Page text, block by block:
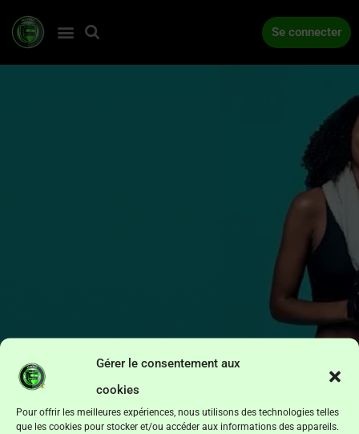
Gérer le consentement aux
cookies
Pour offrir les meilleures expériences, nous utilisons des technologies telles
que les cookies pour stocker et/ou accéder aux informations des appareils.
Se connecter
Coupe de Maré futsal
1er Tour